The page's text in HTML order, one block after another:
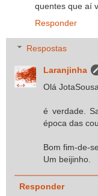
quentes que aí
Responder
Respostas
Laranjinha
Olá JotaSousa,
é verdade.
época das
Bom fim-de-
Um beijinho.
Responder